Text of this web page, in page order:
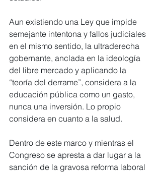
Aun existiendo una Ley que impide
semejante intentona y fallos judiciales
en el mismo sentido, la ultraderecha
gobernante, anclada en la ideología
del libre mercado y aplicando la
“teoría del derrame”, considera a la
educación pública como un gasto,
nunca una inversión. Lo propio
considera en cuanto a la salud.
Dentro de este marco y mientras el
Congreso se apresta a dar lugar a la
sanción de la gravosa reforma laboral